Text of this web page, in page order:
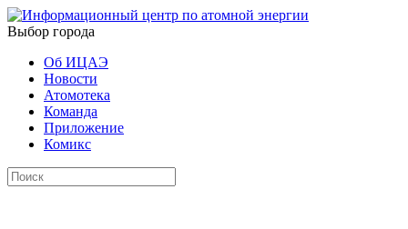
Выбор города
Об ИЦАЭ
Новости
Атомотека
Команда
Приложение
Комикс